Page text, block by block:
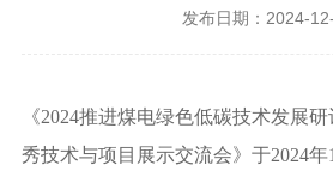
发布日期：2024-
《2024推进煤电绿色低碳技术发展研
秀技术与项目展示交流会》 于2024年